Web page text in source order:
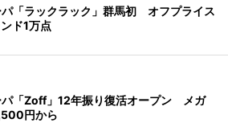
「ラックラック」群馬初 オフプライス
ド1万点
パ「Zoff」12年振り復活オープン メガ
円から